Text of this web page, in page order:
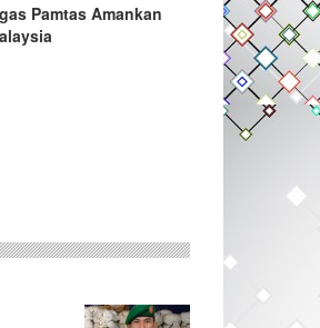
Pamtas Amankan